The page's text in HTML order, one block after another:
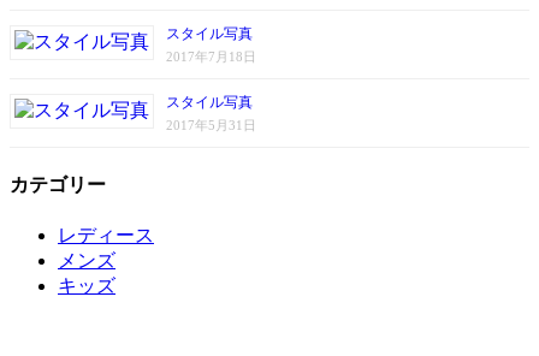
スタイル写真
2017年7月18日
スタイル写真
2017年5月31日
カテゴリー
レディース
メンズ
キッズ